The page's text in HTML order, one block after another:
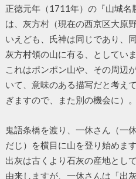
正徳元年（1711年）の『山城
は、灰方村（現在の西京区大原
いえども、氏神は同じであり、
灰方村領の山に有る、としていま
これはポンポン山や、その周辺
いて、意味のある描写だと考え
ぎますので、また別の機会に）。
鬼語条橋を渡り、一休さん（一
だじ）を横目に山を登り始めます
出灰は古くより石灰の産地とし
由来しますが、一休さんは「出